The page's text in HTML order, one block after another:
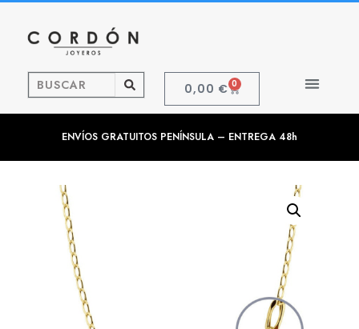
0,00 € 0
ENVÍOS GRATUITOS PENÍNSULA – ENTREGA 48h